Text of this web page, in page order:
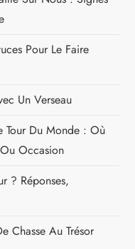
Pour Le Faire
Un Verseau
Tour Du Monde : Où
Occasion
? Réponses,
Chasse Au Trésor